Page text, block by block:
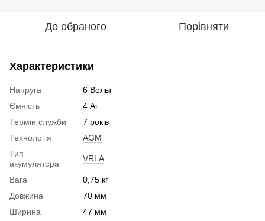
До обраного Порівняти
Характеристики
Напруга
6 Вольт
Ємність
4 Аг
Термін служби
7 років
Технологія
AGM
Тип
акумулятора
VRLA
Вага
0,75 кг
Довжина
70 мм
Ширина
47 мм